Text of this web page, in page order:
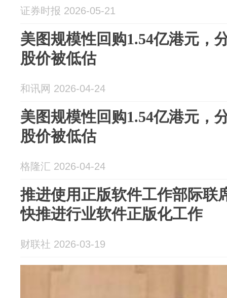
证券时报 2026-05-21
美图规模性回购1.54亿港元，
股价被低估
和讯网 2026-04-24
美图规模性回购1.54亿港元，
股价被低估
格隆汇 2026-04-24
推进使用正版软件工作部际联
快推进行业软件正版化工作
财联社 2026-03-19